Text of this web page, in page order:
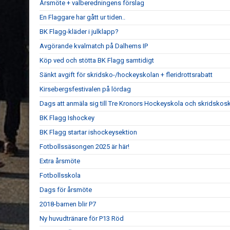
Årsmöte + valberedningens förslag
En Flaggare har gått ur tiden..
BK Flagg-kläder i julklapp?
Avgörande kvalmatch på Dalhems IP
Köp ved och stötta BK Flagg samtidigt
Sänkt avgift för skridsko-/hockeyskolan + fleridrottsrabatt
Kirsebergsfestivalen på lördag
Dags att anmäla sig till Tre Kronors Hockeyskola och
BK Flagg Ishockey
BK Flagg startar ishockeysektion
Fotbollssäsongen 2025 är här!
Extra årsmöte
Fotbollsskola
Dags för årsmöte
2018-barnen blir P7
Ny huvudtränare för P13 Röd